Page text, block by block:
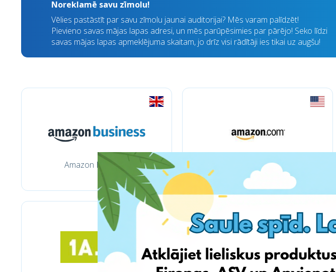
Noreklamē savu zīmolu!
Vēlies pastāstīt par savu zīmolu jaunai auditorijai? Mēs varam palīdzēt!
Pievieno savas mājas lapas adresi, un mēs parūpēsimies par pārējo! Seko līdzi
savas mājas lapas apmeklējuma skaitam, jo drīz visi rādītāji ies tikai uz augšu!
Amazon Business Amazon.com